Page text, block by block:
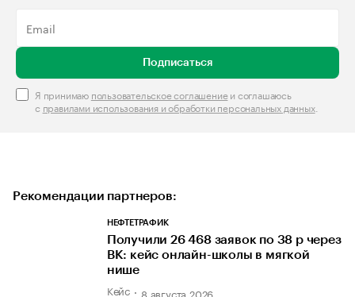
Подписаться
Я принимаю пользовательское соглашениеи соглашаюсь
с правилами использования и обработки персональных данных.
Рекомендации партнеров:
НЕФТЕТРАФИК
Получили 26 468 заявок по 38 р через
ВК: кейс онлайн-школы в мягкой
нише
Кейс 8 августа 2026